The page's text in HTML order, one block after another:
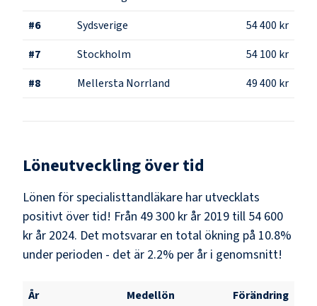
#6 Sydsverige
54 400 kr
#7 Stockholm
54 100 kr
#8 Mellersta Norrland 49 400 kr
Löneutveckling över tid
Lönen för specialisttandläkare har utvecklats
positivt över tid! Från 49 300 kr år 2019 till 54 600
kr år 2024. Det motsvarar en total ökning på 10.8%
under perioden - det är 2.2% per år i genomsnitt!
År Medellön
Förändring